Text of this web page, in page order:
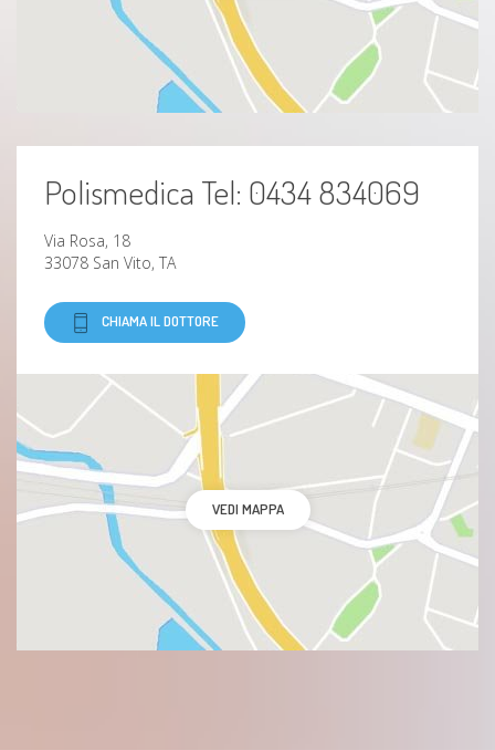
Polismedica Tel: 0434 834069
Via Rosa, 18
33078 San Vito, TA
CHIAMA IL DOTTORE
VEDI MAPPA